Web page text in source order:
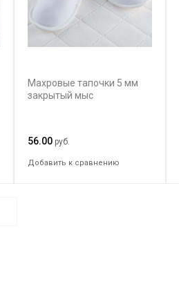
Махровые тапочки 5 мм
закрытый мыс
56.00 руб.
Добавить к сравнению